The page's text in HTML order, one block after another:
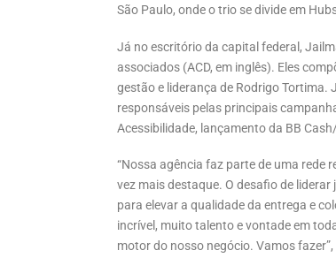
São Paulo, onde o trio se divide em
Já no escritório da capital federal,
associados (ACD, em inglês). Eles
gestão e liderança de Rodrigo Tortima.
responsáveis pelas principais
Acessibilidade, lançamento da BB
“Nossa agência faz parte de uma rede
vez mais destaque. O desafio de
para elevar a qualidade da entrega e
incrível, muito talento e vontade em
motor do nosso negócio. Vamos